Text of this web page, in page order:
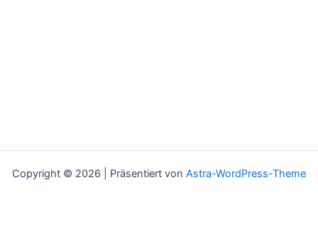
Copyright © 2026 | Präsentiert von Astra-WordPress-Theme